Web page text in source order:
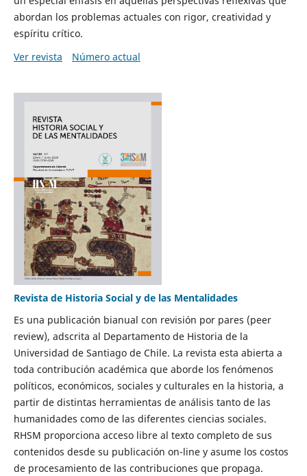
abordan los problemas actuales con rigor, creatividad y
espíritu crítico.
Ver revista
Número actual
Revista de Historia Social y de las Mentalidades
Es una publicación bianual con revisión por pares (peer
review), adscrita al Departamento de Historia de la
Universidad de Santiago de Chile. La revista esta abierta a
toda contribución académica que aborde los fenómenos
políticos, económicos, sociales y culturales en la historia, a
partir de distintas herramientas de análisis tanto de las
humanidades como de las diferentes ciencias sociales.
RHSM proporciona acceso libre al texto completo de sus
contenidos desde su publicación on-line y asume los costos
de procesamiento de las contribuciones que propaga.